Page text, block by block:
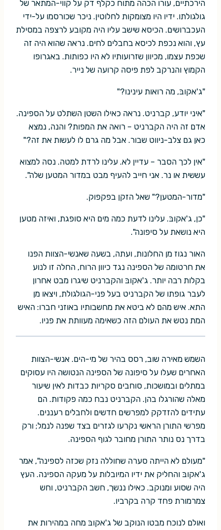
הירכתיים, עורו הכהה מתוח כקלף דק על קווי-המתאר של
גולגולתו. ידיו היו מצומקות לחלוטין. ניכר שכורסמו על-ידי
העכברושים. הכיסא שישב עליו היה מקובע לרצפה במסילת
עץ, והוא נכפת לכיסא בחבלים לחים. נראה שהוא היה זה
שכפת עצמו, מכיוון שזרועותיו לא היו כפותות. באגרופו
הקמוץ והנרקב לפת פיסה קרועה של נייר.
"ג'אקובּ, מה רואות עינינו?"
"איני יודע, קברניט. נראה כאילו השטן השתלט על הספינה.
אדם זה היה הקברניט – רואה את המפות? והנה, נמצא
כאן גם צלב-ניווט שבור. אבל מה גרם לו לעשות את זה?"
"אין לכך הסבר – עדיין לא. עלינו לרדת למטה. נסה למצוא
עששית או נר. אני חייב להעיף מבט במדור המטען שלה".
"מדור-המטען?" שאל הזקן בפקפוק.
"כן, ג'אקובּ. עלינו לדעת כמה מים היא סופגת, ואיזה מטען
היא נושאת על סיפונה".
האור נגוז מן החלונות, ועתה, בשעה שאנשי-הצוות הפנו
את חרטומה של הספינה נגד כיוון הרוח, החלה זו לנוע
בקלות רבה יותר. ג'אקובּ והקברניט שיגרו מבט אחרון
לעבר גופתו של הקברניט בעל פני-הגולגולת, ויצאו מן
התא. איש מהם לא ביטא את מחשבותיו באוזני חברו: האיש
המת נטש את העולם הזה כשאימה מעוותת את פניו.
השמש מאירה שוב, רסס בהיר של מי-הים. אנשי-הצוות
האחרים שעלו על סיפונה של הספינה הנטושה היו עסוקים
במתלים ובמושכות, סוחבים סקריות כבדות לאין שיעור
מאלה שהורגלו בהן. הקברניט נבח כמה פקודות. הם
עתידים להזדקק למפרשים חדשים ולחבלים רעננים.
מפרשי התורן הראשי נקרעו לגזרים בצד שפנה לנמל; ורק
בדרך נס נותר התורן מחובר לגוף הספינה.
"מעולם לא הייתה סערה שחוללה נזק שכזה לספינה", אמר
ג'אקובּ והחליק את ידיו המיובלות על מעקה הספינה. העץ
היה שסוע ומנוקב. כאילו ננשך, חשב הקברניט, וחש
צמרמורת פחד קרה בקרביו.
ואולם לנוכח מבטו הנוקב של ג'אקובּ מחה במהירות את